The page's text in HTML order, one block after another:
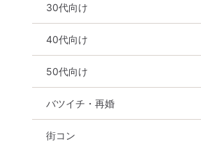
30代向け
40代向け
50代向け
バツイチ・再婚
街コン